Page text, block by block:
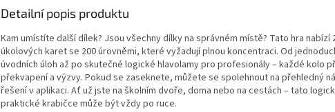
Detailní popis produktu
Kam umístíte další dílek? Jsou všechny dílky na správném místě? Tato hra nabízí
úkolových karet se 200 úrovněmi, které vyžadují plnou koncentraci. Od
úvodních úloh až po skutečné logické hlavolamy pro profesionály – každé kolo
překvapení a výzvy. Pokud se zaseknete, můžete se spolehnout na přehledný
řešení v aplikaci. Ať už jste na školním dvoře, doma nebo na cestách – tato
praktické krabičce může být vždy po ruce.